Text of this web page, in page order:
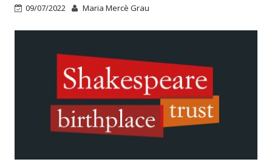
09/07/2022 Maria Mercè Grau